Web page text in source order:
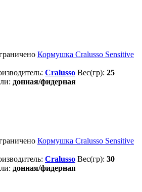
Кормушка Cralusso Sensitive
Cralusso Вес(гр): 25
донная/фидерная
Кормушка Cralusso Sensitive
Cralusso Вес(гр): 30
донная/фидерная